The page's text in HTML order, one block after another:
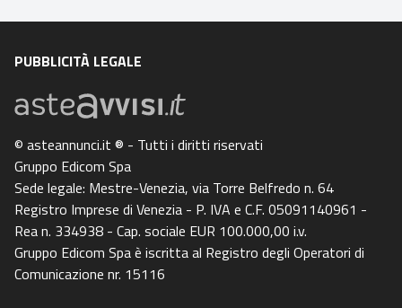
PUBBLICITÀ LEGALE
© asteannunci.it ® - Tutti i diritti riservati
Gruppo Edicom Spa
Sede legale: Mestre-Venezia, via Torre Belfredo n. 64
Registro Imprese di Venezia - P. IVA e C.F. 05091140961 -
Rea n. 334938 - Cap. sociale EUR 100.000,00 i.v.
Gruppo Edicom Spa è iscritta al Registro degli Operatori di
Comunicazione nr. 15116